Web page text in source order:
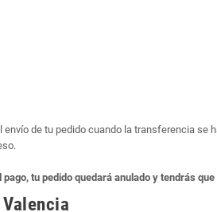
de tu pedido cuando la transferencia
tu pedido quedará anulado y tendrás